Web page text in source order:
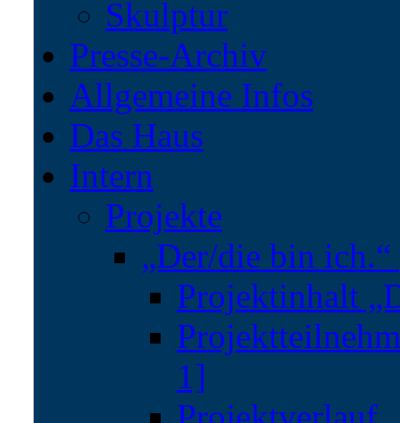
Skulptur
Presse-Archiv
Allgemeine Infos
Das Haus
Intern
Projekte
„Der/die bin
Projektinhalt
1]